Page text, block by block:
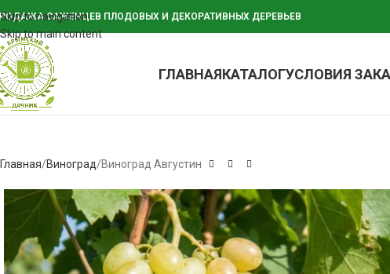
Skip to navigation
Skip to main content
САЖЕНЦЕВ ПЛОДОВЫХ И ДЕКОРАТИВНЫХ ДЕРЕВЬЕВ
ГЛАВНАЯКАТАЛОГУСЛОВИЯ
Главная Виноград Виноград Августин